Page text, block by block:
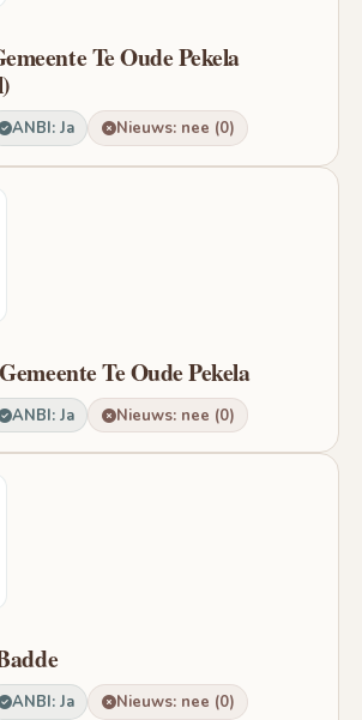
Te Oude Pekela
ANBI: Ja Nieuws: nee (0)
Te Oude Pekela
ANBI: Ja Nieuws: nee (0)
ANBI: Ja Nieuws: nee (0)